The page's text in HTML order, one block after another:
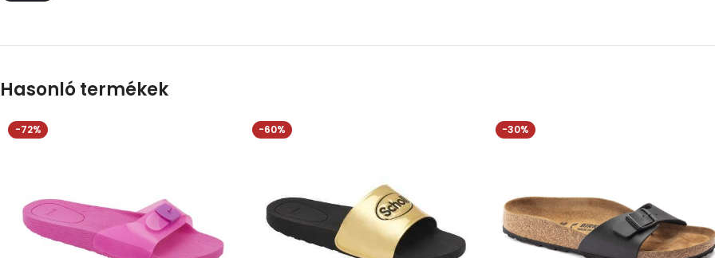
Hasonló termékek
-72% -60% -30%